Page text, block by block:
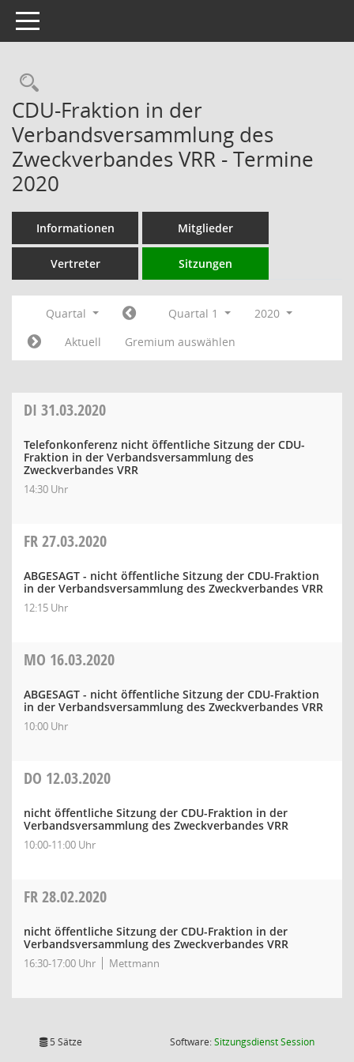
Toggle navigation
Rechercheauswahl
CDU-Fraktion in der
Verbandsversammlung des
Zweckverbandes VRR - Termine
2020
Informationen Mitglieder
Vertreter Sitzungen
Quartal Quartal 1
2020
Aktuell
Gremium auswählen
DI 31.03.2020
Telefonkonferenz nicht öffentliche Sitzung der CDU-
Fraktion in der Verbandsversammlung des
Zweckverbandes VRR
14:30 Uhr
FR27.03.2020
ABGESAGT - nicht öffentliche Sitzung der CDU-Fraktion
in der Verbandsversammlung des Zweckverbandes VRR
12:15 Uhr
MO 16.03.2020
ABGESAGT - nicht öffentliche Sitzung der CDU-Fraktion
in der Verbandsversammlung des Zweckverbandes VRR
10:00 Uhr
DO 12.03.2020
nicht öffentliche Sitzung der CDU-Fraktion in der
Verbandsversammlung des Zweckverbandes VRR
10:00-11:00 Uhr
FR28.02.2020
nicht öffentliche Sitzung der CDU-Fraktion in der
Verbandsversammlung des Zweckverbandes VRR
16:30-17:00 Uhr Mettmann
5 Sätze Software:SitzungsdienstSession(Wird in